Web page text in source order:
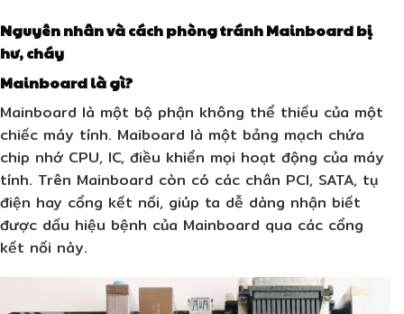
Nguyên nhân và cách phòng tránh Mainboard bị
hư, cháy
Mainboard là gì?
Mainboard là một bộ phận không thể thiếu của một
chiếc máy tính. Maiboard là một bảng mạch chứa
chip nhớ CPU, IC, điều khiển mọi hoạt động của máy
tính. Trên Mainboard còn có các chân PCI, SATA, tụ
điện hay cổng kết nối, giúp ta dễ dàng nhận biết
được dấu hiệu bệnh của Mainboard qua các cổng
kết nối này.